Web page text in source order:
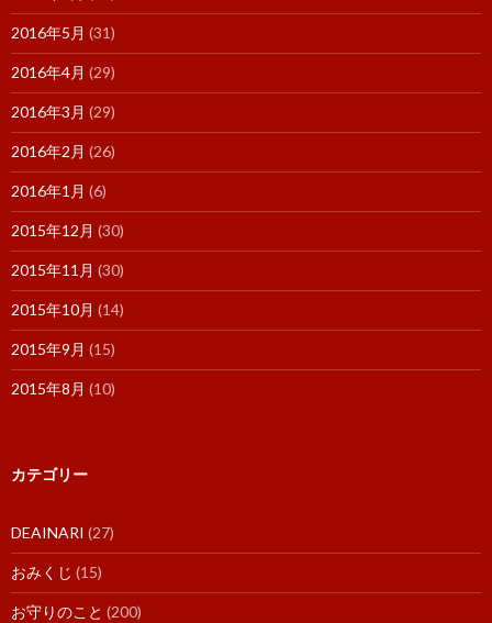
2016年5月 (31)
2016年4月 (29)
2016年3月 (29)
2016年2月 (26)
2016年1月 (6)
2015年12月 (30)
2015年11月 (30)
2015年10月 (14)
2015年9月 (15)
2015年8月 (10)
カテゴリー
DEAINARI (27)
おみくじ (15)
お守りのこと (200)